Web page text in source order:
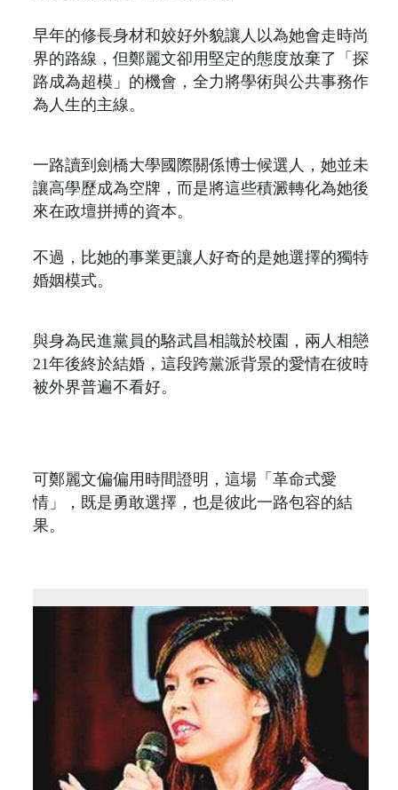
早年的修長身材和姣好外貌讓人以為她會走時尚
界的路線，但鄭麗文卻用堅定的態度放棄了「探
路成為超模」的機會，全力將學術與公共事務作
為人生的主線。
一路讀到劍橋大學國際關係博士候選人，她並未
讓高學歷成為空牌，而是將這些積澱轉化為她後
來在政壇拼搏的資本。
不過，比她的事業更讓人好奇的是她選擇的獨特
婚姻模式。
與身為民進黨員的駱武昌相識於校園，兩人相戀
21年後終於結婚，這段跨黨派背景的愛情在彼時
被外界普遍不看好。
可鄭麗文偏偏用時間證明，這場「革命式愛
情」，既是勇敢選擇，也是彼此一路包容的結
果。